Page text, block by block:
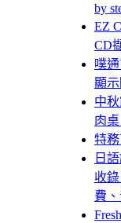
by
EZ
CD
噗
顯
中
肉桌
特務
日
收
費